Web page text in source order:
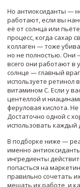
Но антиоксиданты —
работают, если вы
её от солнца или
процесс, когда сахар
коллаген — тоже
но не полностью. Они
всего они работают в
солнце — главный
используете
витамином С. Если у
центеллой и
феруловая кислота.
Достаточно одной с
использовать каждый
В подборке ниже —
именно
ингредиенты
попасться на
правильно сочетать
мешать их работе, и